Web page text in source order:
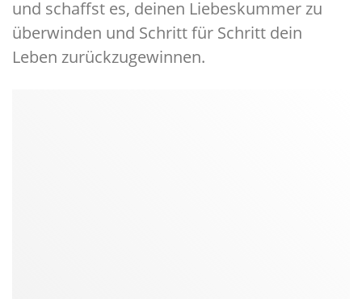
und schaffst es, deinen Liebeskummer zu
überwinden und Schritt für Schritt dein
Leben zurückzugewinnen.